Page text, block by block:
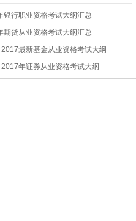
银行职业资格考试大纲汇总
期货从业资格考试大纲汇总
最新基金从业资格考试大纲
年证券从业资格考试大纲